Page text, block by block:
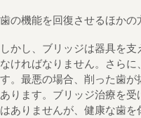
歯の機能を回復させるほかの
しかし、ブリッジは器具を
なければなりません。さら
す。最悪の場合、削った歯
あります。ブリッジ治療を
はありませんが、健康な歯